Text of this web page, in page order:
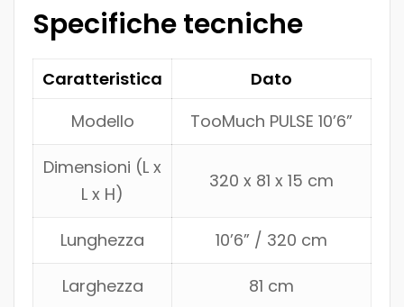
Specifiche tecniche
Caratteristica
Dato
Modello
TooMuch PULSE 10’6”
Dimensioni (L x
L x H)
320 x 81 x 15 cm
Lunghezza 10’6” / 320 cm
Larghezza 81 cm